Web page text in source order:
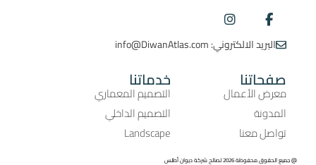
صفحاتنا
معرض الأعمال
المدونة
تواصل معنا
خدماتنا
التصميم المعماري
التصميم الداخلي
Landscape
البريد الالكتروني: info@DiwanAtlas.com
@ جميع الحقوق محفوظة 2026 لصالح شركة ديوان أطلس